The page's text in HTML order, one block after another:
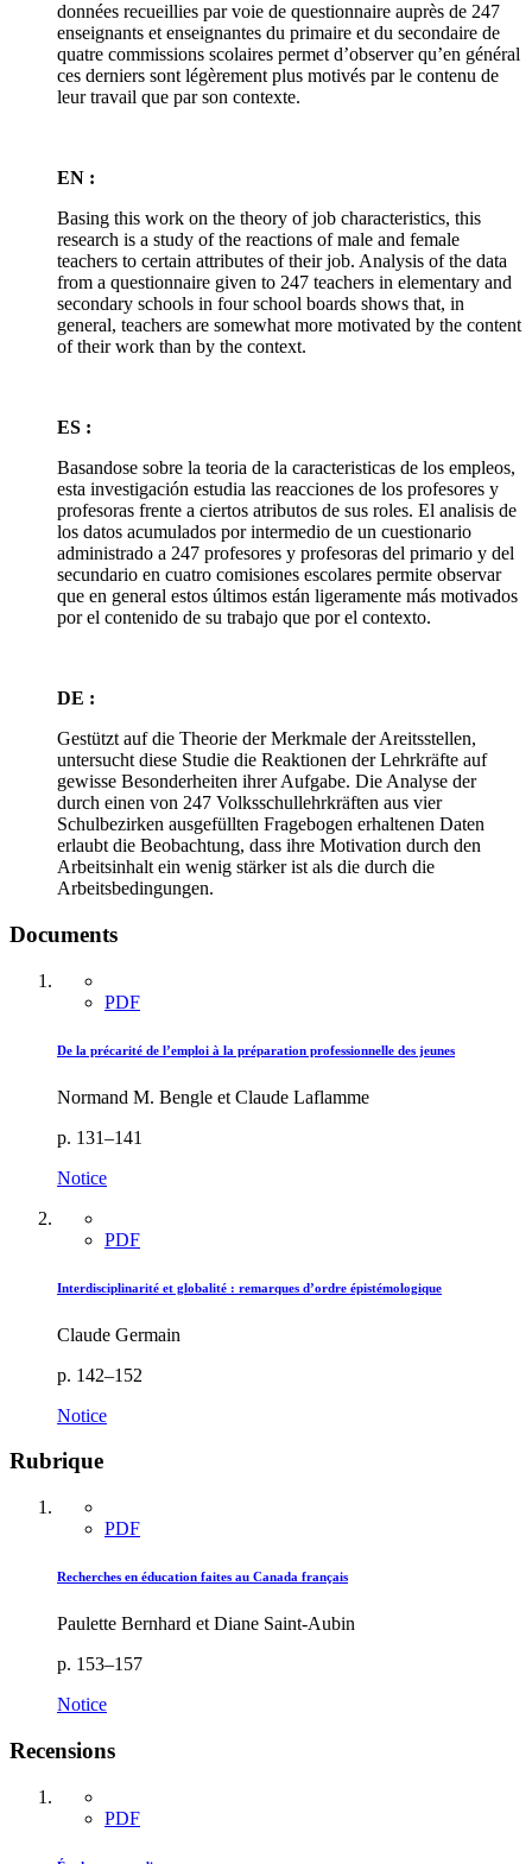
données recueillies par voie de questionnaire auprès de 247
enseignants et enseignantes du primaire et du secondaire de
quatre commissions scolaires permet d’observer qu’en général
ces derniers sont légèrement plus motivés par le contenu de
leur travail que par son contexte.
EN :
Basing this work on the theory of job characteristics, this
research is a study of the reactions of male and female
teachers to certain attributes of their job. Analysis of the data
from a questionnaire given to 247 teachers in elementary and
secondary schools in four school boards shows that, in
general, teachers are somewhat more motivated by the content
of their work than by the context.
ES :
Basandose sobre la teoria de la caracteristicas de los empleos,
esta investigación estudia las reacciones de los profesores y
profesoras frente a ciertos atributos de sus roles. El analisis de
los datos acumulados por intermedio de un cuestionario
administrado a 247 profesores y profesoras del primario y del
secundario en cuatro comisiones escolares permite observar
que en general estos últimos están ligeramente más motivados
por el contenido de su trabajo que por el contexto.
DE :
Gestützt auf die Theorie der Merkmale der Areitsstellen,
untersucht diese Studie die Reaktionen der Lehrkräfte auf
gewisse Besonderheiten ihrer Aufgabe. Die Analyse der
durch einen von 247 Volksschullehrkräften aus vier
Schulbezirken ausgefüllten Fragebogen erhaltenen Daten
erlaubt die Beobachtung, dass ihre Motivation durch den
Arbeitsinhalt ein wenig stärker ist als die durch die
Arbeitsbedingungen.
Documents
PDF
De la précarité de l’emploi à la préparation professionnelle des jeunes
Normand M. Bengle et Claude Laflamme
p. 131–141
Notice
PDF
Interdisciplinarité et globalité : remarques d’ordre épistémologique
Claude Germain
p. 142–152
Notice
Rubrique
PDF
Recherches en éducation faites au Canada français
Paulette Bernhard et Diane Saint-Aubin
p. 153–157
Notice
Recensions
PDF